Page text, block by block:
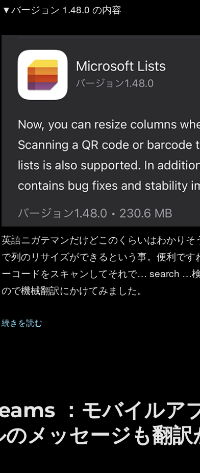
▼バージョン 1.48.0 の内容
英語ニガテマンだけどこのくらいはわかり
で列のリサイズができるという事。便利で
ーコードをスキャンしてそれで… search …
ので機械翻訳にかけてみました。
“Microsoft Lists ：モバイルアプリ（iOS）でバーコー
続きを読む
：モバイルア
メッセージも翻訳